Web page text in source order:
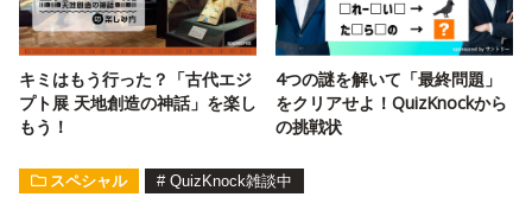
キミはもう行った？「古代エジ
プト展 天地創造の神話」を楽し
もう！
4つの謎を解いて「最終問題」
をクリアせよ！QuizKnockから
の挑戦状
スペシャル # QuizKnock雑談中